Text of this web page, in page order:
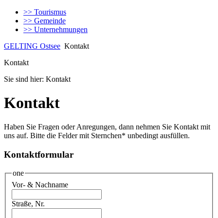
>> Tourismus
>> Gemeinde
>> Unternehmungen
GELTING Ostsee Kontakt
Kontakt
Sie sind hier: Kontakt
Kontakt
Haben Sie Fragen oder Anregungen, dann nehmen Sie Kontakt mit
uns auf. Bitte die Felder mit Sternchen* unbedingt ausfüllen.
Kontaktformular
one
Vor- & Nachname
Straße, Nr.